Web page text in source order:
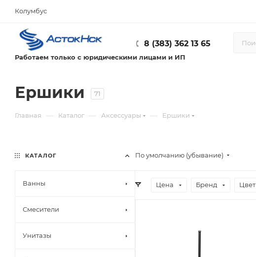
Колумбус
Работаем только с юридическими лицами и ИП
8 (383) 362 13 65
Ершики 71
Главная — Каталог — Аксессуары — Ершики
По умолчанию (убывание)
Цена Бренд Цвет
КАТАЛОГ
Ванны
Смесители
Унитазы